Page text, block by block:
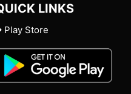
LINKS
Play Store